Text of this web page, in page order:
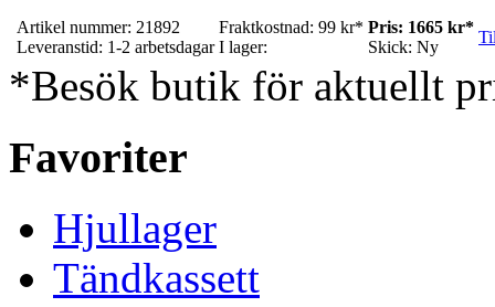
Artikel nummer: 21892
Leveranstid: 1-2 arbetsdagar
Fraktkostnad: 99 kr*
I lager:
Pris: 1665 kr*
Skick: Ny
*Besök butik för aktuellt
Favoriter
Hjullager
Tändkassett